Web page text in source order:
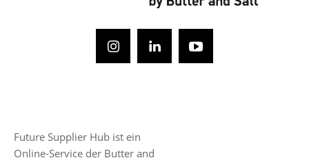
Future Supplier Hub ist ein
Online-Service der Butter and